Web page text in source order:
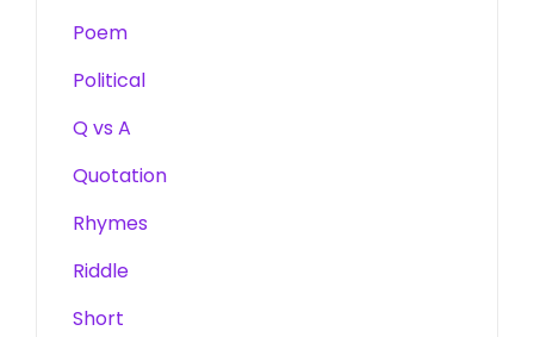
Poem
Political
Q vs A
Quotation
Rhymes
Riddle
Short